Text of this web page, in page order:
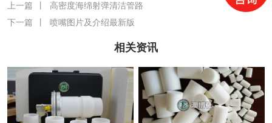
上一篇
高密度海绵射弹清洁管路
下一篇
喷嘴图片及介绍最新版
相关资讯